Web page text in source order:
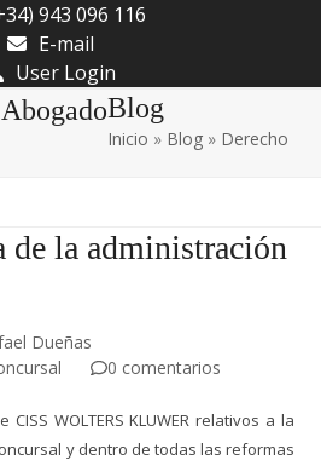
943 096 116
E-mail
User Login
Blog
Inicio » Blog » Derecho
de la administración
Dueñas
0 comentarios
WOLTERS KLUWER relativos a la
y dentro de todas las reformas